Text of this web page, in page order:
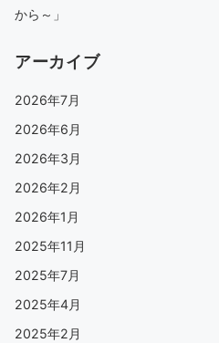
から～」
アーカイブ
2026年7月
2026年6月
2026年3月
2026年2月
2026年1月
2025年11月
2025年7月
2025年4月
2025年2月